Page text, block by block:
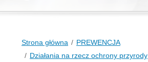
Strona główna
PREWENCJA
Działania na rzecz ochrony przyrody